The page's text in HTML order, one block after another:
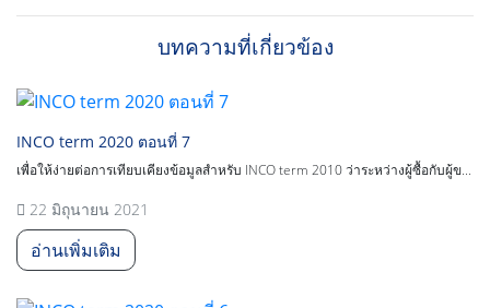
บทความที่เกี่ยวข้อง
INCO term 2020 ตอนที่ 7
เพื่อให้ง่ายต่อการเทียบเคียงข้อมูลสำหรับ INCO term 2010 ว่าระหว่างผู้ซื้อกับผู้ข...
22 มิถุนายน 2021
อ่านเพิ่มเติม